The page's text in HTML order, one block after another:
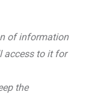
of information
access to it for
the